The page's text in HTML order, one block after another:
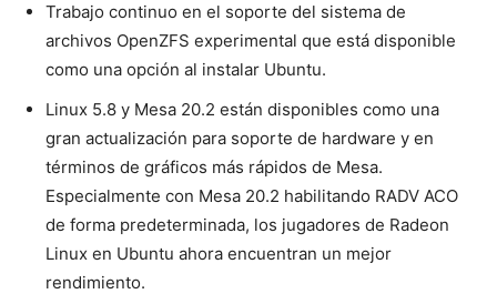
Trabajo continuo en el soporte del sistema de
archivos OpenZFS experimental que está disponible
como una opción al instalar Ubuntu.
Linux 5.8 y Mesa 20.2 están disponibles como una
gran actualización para soporte de hardware y en
términos de gráficos más rápidos de Mesa.
Especialmente con Mesa 20.2 habilitando RADV ACO
de forma predeterminada, los jugadores de Radeon
Linux en Ubuntu ahora encuentran un mejor
rendimiento.